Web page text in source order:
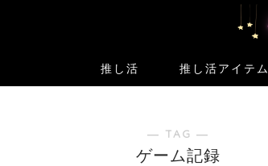
推し活 推し活アイテム
― TAG ―
ゲーム記録